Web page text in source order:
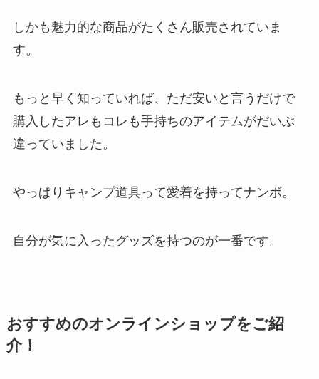
しかも魅力的な商品がたくさん販売されていま
す。
もっと早く知っていれば、ただ安いと言うだけで
購入したアレもコレも手持ちのアイテムがだいぶ
違っていました。
やっぱりキャンプ道具って愛着を持ってナンボ。
自分が気に入ったグッズを持つのが一番です。
おすすめのオンラインショップをご紹
介！